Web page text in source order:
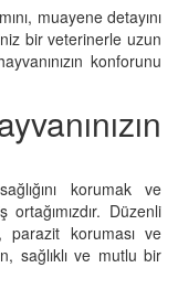
muayene detayını
bir veterinerle uzun
konforunu
korumak ve
Düzenli
parazit koruması ve
sağlıklı ve mutlu bir